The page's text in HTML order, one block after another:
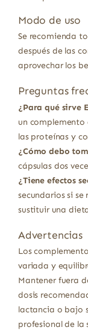
Modo de uso
Se recomienda
después de las
aprovechar los
Preguntas
¿Para qué sirve
un
las proteínas y
¿Cómo debo
cápsulas dos
¿Tiene efectos
secundarios si
sustituir una
Advertencias
Los
variada y
Mantener fuera
dosis
lactancia o bajo
profesional de la